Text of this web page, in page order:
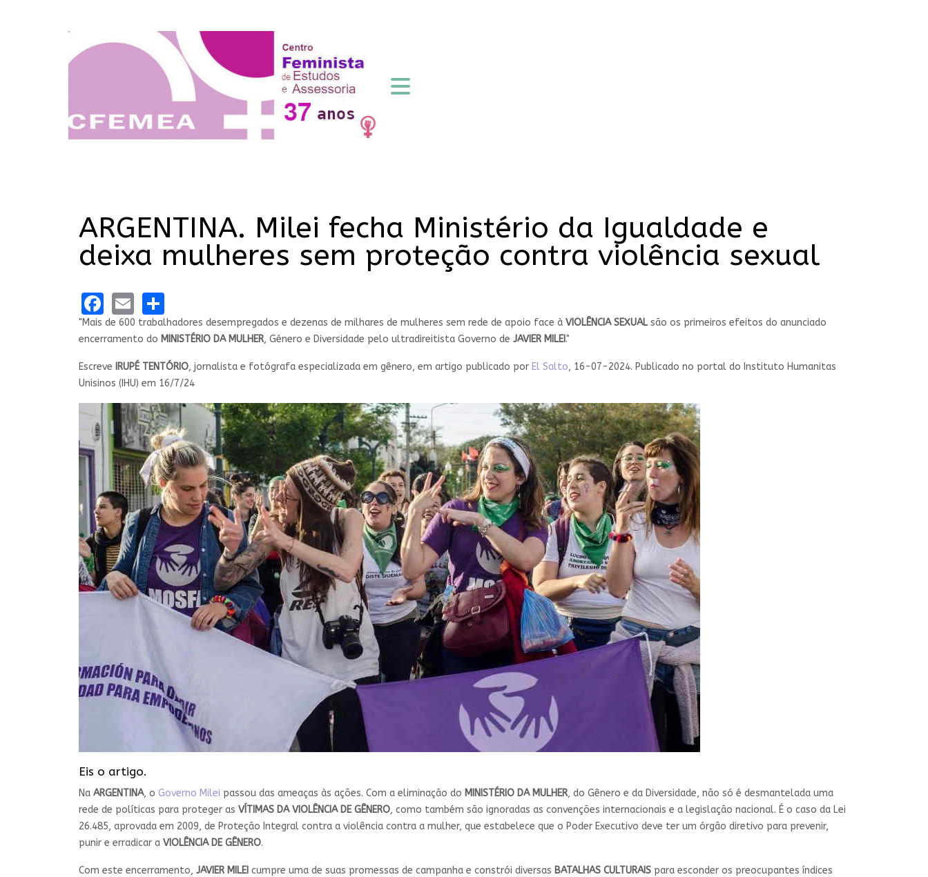
ARGENTINA. Milei fecha Ministério da Igualdade e
deixa mulheres sem proteção contra violência sexual
Facebook
Email
"Mais de 600 trabalhadores desempregados e dezenas de milhares de mulheres sem rede de apoio face à VIOLÊNCIA SEXUAL são os primeiros efeitos do anunciado
encerramento do MINISTÉRIO DA MULHER, Género e Diversidade pelo ultradireitista Governo de JAVIER MILEI ."
Escreve IRUPÉ TENTÓRIO, jornalista e fotógrafa especializada em gênero, em artigo publicado por El Salto, 16-07-2024. Publicado no portal do Instituto Humanitas
Unisinos (IHU) em 16/7/24
Eis o artigo.
Na ARGENTINA, o Governo Milei passou das ameaças às ações. Com a eliminação do MINISTÉRIO DA MULHER, do Gênero e da Diversidade, não só é desmantelada uma
rede de políticas para proteger as VÍTIMAS DA VIOLÊNCIA DE GÊNERO, como também são ignoradas as convenções internacionais e a legislação nacional. É o caso da Lei
26.485, aprovada em 2009, de Proteção Integral contra a violência contra a mulher, que estabelece que o Poder Executivo deve ter um órgão diretivo para prevenir,
punir e erradicar a VIOLÊNCIA DE GÊNERO.
Com este encerramento, JAVIER MILEI cumpre uma de suas promessas de campanha e constrói diversas BATALHAS CULTURAIS para esconder os preocupantes índices